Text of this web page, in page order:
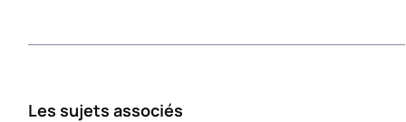
Les sujets associés